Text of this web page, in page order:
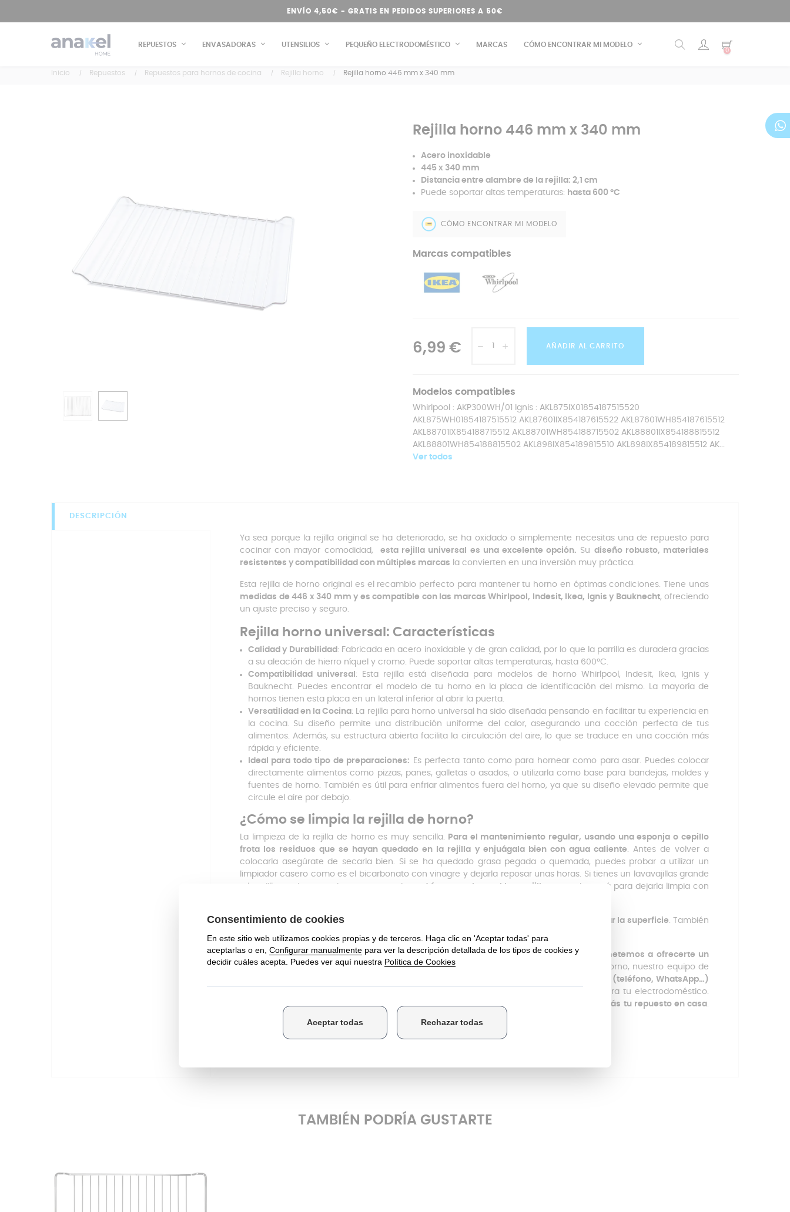
ENVÍO 4,50€ - GRATIS EN PEDIDOS SUPERIORES A 50€
REPUESTOS ENVASADORAS UTENSILIOS PEQUEÑO ELECTRODOMÉSTICO MARCAS CÓMO ENCONTRAR MI MODELO
0
Inicio Repuestos Repuestos para hornos de cocina Rejilla horno Rejilla horno 446 mm x 340 mm
Rejilla horno 446 mm x 340 mm
Acero inoxidable
445 x 340 mm
Distancia entre alambre de la rejilla: 2,1 cm
Puede soportar altas temperaturas: hasta 600 °C
CÓMO ENCONTRAR MI MODELO
Marcas compatibles
6,99 € AÑADIR AL CARRITO
Modelos compatibles
Whirlpool : AKP300WH/01 Ignis : AKL875IX01854187515520
AKL875WH01854187515512 AKL87601IX854187615522 AKL87601WH854187615512
AKL88701IX854188715512 AKL88701WH854188715502 AKL88801IX854188815512
AKL88801WH854188815502 AKL898IX854189815510 AKL898IX854189815512 AK...
Ver todos
DESCRIPCIÓN
Ya sea porque la rejilla original se ha deteriorado, se ha oxidado o simplemente necesitas una de repuesto para
cocinar con mayor comodidad, esta rejilla universal es una excelente opción. Su diseño robusto, materiales
resistentes y compatibilidad con múltiples marcas la convierten en una inversión muy práctica.
Esta rejilla de horno original es el recambio perfecto para mantener tu horno en óptimas condiciones. Tiene unas
medidas de 446 x 340 mm y es compatible con las marcas Whirlpool, Indesit, Ikea, Ignis y Bauknecht, ofreciendo
un ajuste preciso y seguro.
Rejilla horno universal: Características
Calidad y Durabilidad : Fabricada en acero inoxidable y de gran calidad, por lo que la parrilla es duradera gracias
a su aleación de hierro níquel y cromo. Puede soportar altas temperaturas, hasta 600ºC.
Compatibilidad universal : Esta rejilla está diseñada para modelos de horno Whirlpool, Indesit, Ikea, Ignis y
Bauknecht. Puedes encontrar el modelo de tu horno en la placa de identificación del mismo. La mayoría de
hornos tienen esta placa en un lateral inferior al abrir la puerta.
Versatilidad en la Cocina: La rejilla para horno universal ha sido diseñada pensando en facilitar tu experiencia en
la cocina. Su diseño permite una distribución uniforme del calor, asegurando una cocción perfecta de tus
alimentos. Además, su estructura abierta facilita la circulación del aire, lo que se traduce en una cocción más
rápida y eficiente.
Ideal para todo tipo de preparaciones: Es perfecta tanto como para hornear como para asar. Puedes colocar
directamente alimentos como pizzas, panes, galletas o asados, o utilizarla como base para bandejas, moldes y
fuentes de horno. También es útil para enfriar alimentos fuera del horno, ya que su diseño elevado permite que
circule el aire por debajo.
¿Cómo se limpia la rejilla de horno?
La limpieza de la rejilla de horno es muy sencilla.
Para el mantenimiento regular, usando una esponja o cepillo
frota los residuos que se hayan quedado en la rejilla y enjuágala bien con agua caliente . Antes de volver a
colocarla asegúrate de secarla bien. Si se ha quedado grasa pegada o quemada, puedes probar a utilizar un
limpiador casero como es el bicarbonato con vinagre y dejarla reposar unas horas. Si tienes un lavavajillas grande
y la rejilla no tiene mucha grasa pegada,
podrías meterla en el lavavajillas
y eso bastará para dejarla limpia con
Para alargar la vida útil de la rejilla, evita el uso de estropajos metálicos que puedan rayar la superficie . También
Además de ofrecer productos de alta calidad,enAnakel Home también nos comprometemos a ofrecerte un
excelente servicio. Si tienes alguna duda sobre la compatibilidad de esta rejilla con tu horno, nuestro equipo de
Puedes contactarnos por cualquier vía (teléfono, WhatsApp…)
para asegurarte de que compras el repuesto adecuado para tu electrodoméstico.
24-48 horas tendrás tu repuesto en casa
TAMBIÉN PODRÍA GUSTARTE